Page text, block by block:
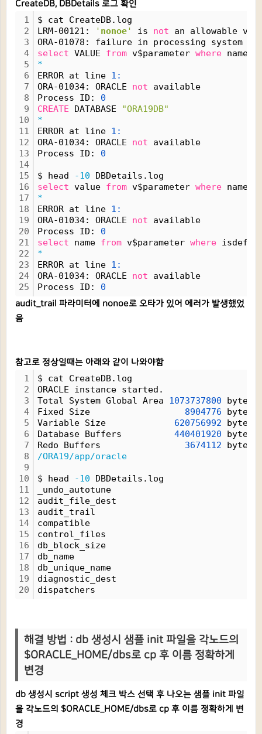
CreateDB, DBDetails 로그 확인
1
2
3
4
5
6
7
8
9
10
11
12
13
14
15
16
17
18
19
20
21
22
23
24
25
$ cat CreateDB.log
LRM-00121:
' nonoe' is not an allowable
ORA-01078: failure in processing system
select VALUE from v$parameter where name
*
ERROR at line 1:
ORA-01034: ORACLE not available
Process ID: 0
CREATE DATABASE
"ORA19DB"
*
ERROR at line 1:
ORA-01034: ORACLE not available
Process ID: 0
$ head -10 DBDetails.log
select value from v$parameter where
*
ERROR at line 1:
ORA-01034: ORACLE not available
Process ID: 0
select name from v$parameter where
*
ERROR at line 1:
ORA-01034: ORACLE not available
Process ID: 0
audit_trail 파라미터에 nonoe로 오타가 있어 에러가 발생했었
음
참고로 정상일때는 아래와 같이 나와야함
1
2
3
4
5
6
7
8
9
10
11
12
13
14
15
16
17
18
19
20
$ cat CreateDB.log
ORACLE instance started.
Total System Global Area 1073737800 bytes
Fixed Size 8904776 bytes
Variable Size 620756992 bytes
Database Buffers 440401920 bytes
Redo Buffers 3674112 bytes
/ORA19/app/oracle
$ head -10 DBDetails.log
_undo_autotune
audit_file_dest
audit_trail
compatible
control_files
db_block_size
db_name
db_unique_name
diagnostic_dest
dispatchers
해결 방법 : db 생성시 샘플 init 파일을 각노드의
$ORACLE_HOME/dbs로 cp 후 이름 정확하게
변경
db 생성시 script 생성 체크 박스 선택 후 나오는 샘플 init 파일
을 각노드의 $ORACLE_HOME/dbs로 cp 후 이름 정확하게 변
경